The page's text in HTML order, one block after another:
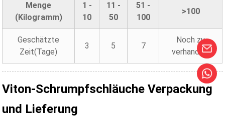
Menge
(Kilogramm)
1 -
10
11 -
50
51 -
100
>100
Geschätzte
Zeit(Tage)
3 5 7
Noch zu
verhandeln
Viton-SchrumpfschläucheVerpackung
und Lieferung